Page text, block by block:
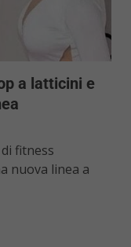
a latticini e
fitness
nuova linea a